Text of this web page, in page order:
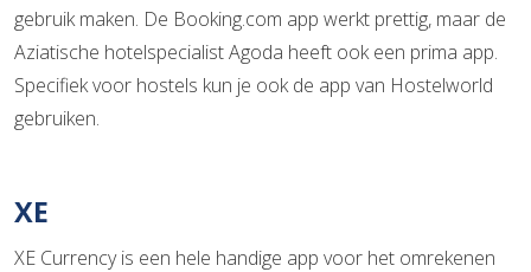
gebruik maken. De Booking.com app werkt prettig, maar de
Aziatische hotelspecialist Agoda heeft ook een prima app.
Specifiek voor hostels kun je ook de app van Hostelworld
gebruiken.
XE
XE Currency is een hele handige app voor het omrekenen